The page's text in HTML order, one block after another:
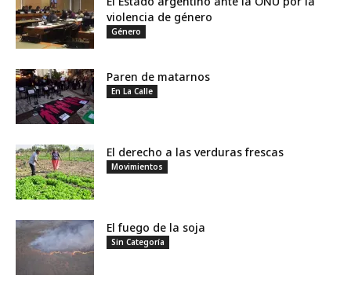
violencia de género
Género
Paren de matarnos
En La Calle
El derecho a las verduras frescas
Movimientos
El fuego de la soja
Sin Categoría